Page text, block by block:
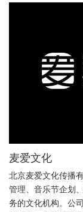
麦爱文化
北京麦爱文化传播
管理、音乐节企划
务的文化机构。公